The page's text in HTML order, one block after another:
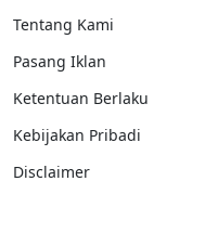
Tentang Kami
Pasang Iklan
Ketentuan Berlaku
Kebijakan Pribadi
Disclaimer